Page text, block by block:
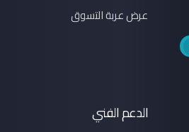
عرض عربة التسوق
الدعم الفني